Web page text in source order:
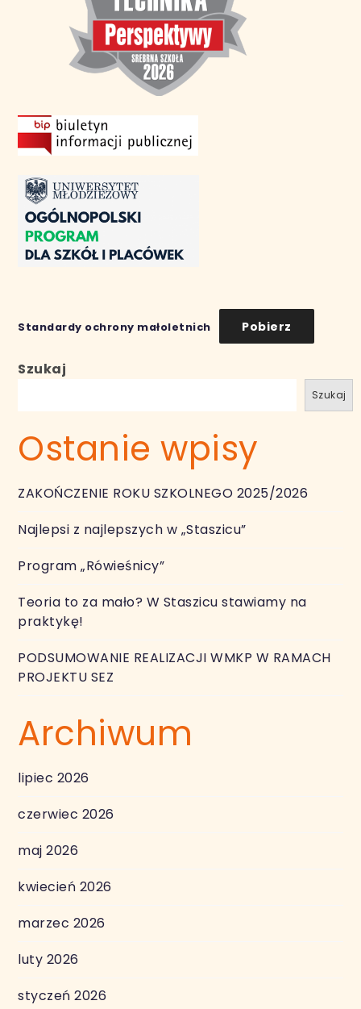
Standardy ochrony małoletnich Pobierz
Szukaj
Szukaj
Ostanie wpisy
ZAKOŃCZENIE ROKU SZKOLNEGO 2025/2026
Najlepsi z najlepszych w „Staszicu”
Program „Rówieśnicy”
Teoria to za mało? W Staszicu stawiamy na
praktykę!
PODSUMOWANIE REALIZACJI WMKP W RAMACH
PROJEKTU SEZ
Archiwum
lipiec 2026
czerwiec 2026
maj 2026
kwiecień 2026
marzec 2026
luty 2026
styczeń 2026